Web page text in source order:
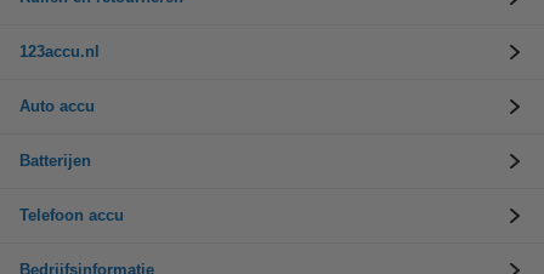
123accu.nl
Auto accu
Batterijen
Telefoon accu
Bedrijfsinformatie